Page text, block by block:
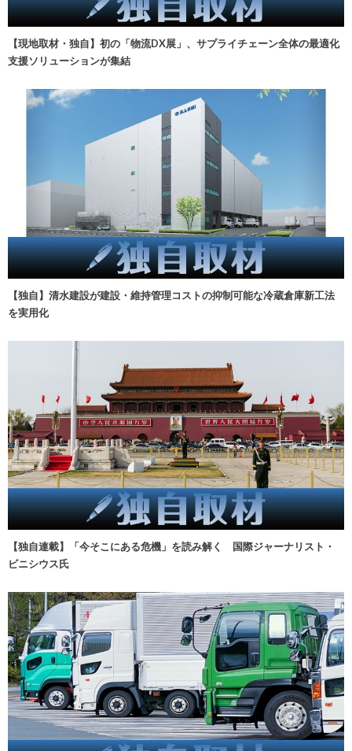
【現地取材・独自】初の「物流DX展」、サプライチェーン全体の最適化
支援ソリューションが集結
【独自】清水建設が建設・維持管理コストの抑制可能な冷蔵倉庫新工法
を実用化
【独自連載】「今そこにある危機」を読み解く 国際ジャーナリスト・
ビニシウス氏